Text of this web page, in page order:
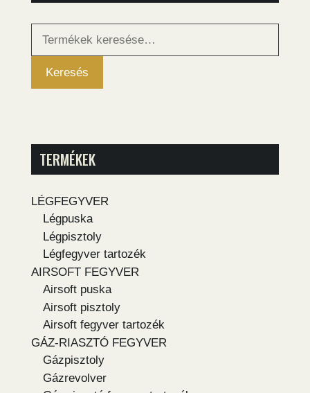
Keresés
Keresés
TERMÉKEK
LÉGFEGYVER
Légpuska
Légpisztoly
Légfegyver tartozék
AIRSOFT FEGYVER
Airsoft puska
Airsoft pisztoly
Airsoft fegyver tartozék
GÁZ-RIASZTÓ FEGYVER
Gázpisztoly
Gázrevolver